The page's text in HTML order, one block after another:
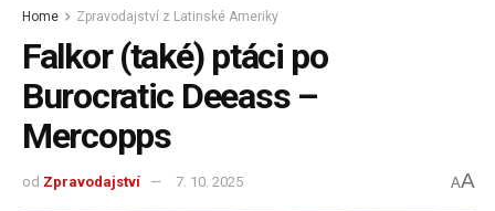
Home Zpravodajství z Latinské Ameriky
Falkor (také) ptáci po
Burocratic Deeass –
Mercopps
od Zpravodajství 7. 10. 2025 AA